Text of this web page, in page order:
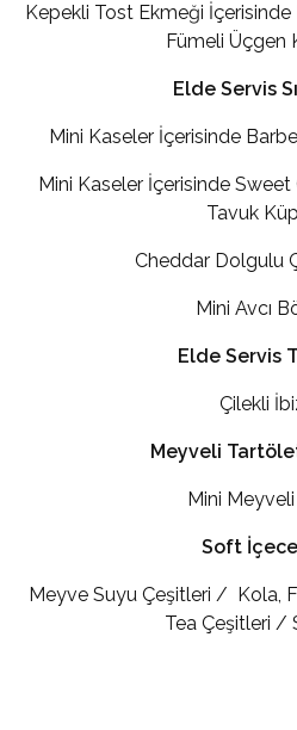
Kepekli Tost Ekmeği
Fümeli Üçgen
Elde Servis
Mini Kaseler İçerisinde
Mini Kaseler İçerisinde Sweet
Tavuk
Cheddar Dolgulu
Mini Avcı
Elde Servis
Çilekli
Meyveli
Mini
Soft
Meyve Suyu Çeşitleri / Kola,
Tea Çeşitleri /